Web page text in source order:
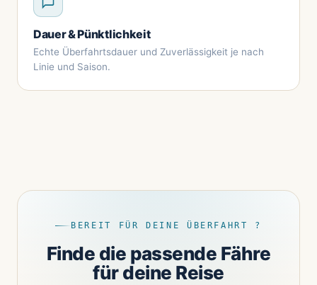
Dauer & Pünktlichkeit
Echte Überfahrtsdauer und Zuverlässigkeit je nach
Linie und Saison.
BEREIT FÜR DEINE ÜBERFAHRT ?
Finde die passende Fähre
für deine Reise